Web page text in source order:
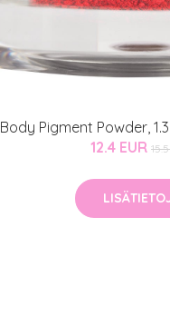
Body Pigment Powder,
12.4 EUR